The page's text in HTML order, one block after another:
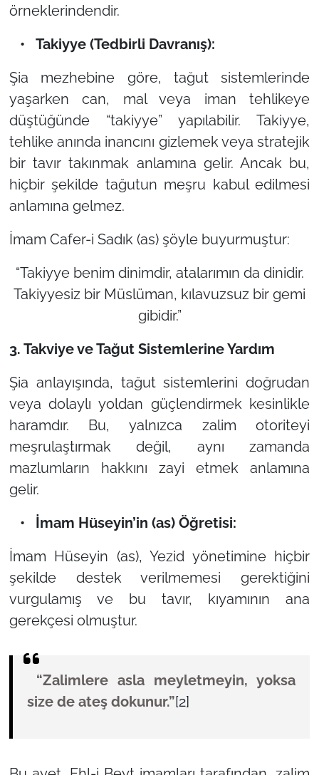
örneklerindendir.
• Takiyye (Tedbirli Davranış):
Şia mezhebine göre, tağut sistemlerinde
yaşarken can, mal veya iman tehlikeye
düştüğünde “takiyye” yapılabilir. Takiyye,
tehlike anında inancını gizlemek veya stratejik
bir tavır takınmak anlamına gelir. Ancak bu,
hiçbir şekilde tağutun meşru kabul edilmesi
anlamına gelmez.
İmam Cafer-i Sadık (as) şöyle buyurmuştur:
“Takiyye benim dinimdir, atalarımın da dinidir.
Takiyyesiz bir Müslüman, kılavuzsuz bir gemi
gibidir.”
3. Takviye ve Tağut Sistemlerine Yardım
Şia anlayışında, tağut sistemlerini doğrudan
veya dolaylı yoldan güçlendirmek kesinlikle
haramdır. Bu, yalnızca zalim otoriteyi
meşrulaştırmak değil, aynı zamanda
mazlumların hakkını zayi etmek anlamına
gelir.
• İmam Hüseyin’in (as) Öğretisi:
İmam Hüseyin (as), Yezid yönetimine hiçbir
şekilde destek verilmemesi gerektiğini
vurgulamış ve bu tavır, kıyamının ana
gerekçesi olmuştur.
“Zalimlere asla meyletmeyin, yoksa
size de ateş dokunur.”[2]